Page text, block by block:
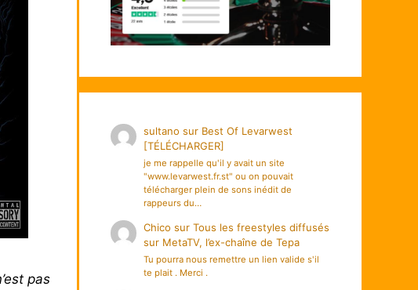
pas
sultano sur Best Of Levarwest
[TÉLÉCHARGER]
je me rappelle qu'il y avait un site
"www.levarwest.fr.st" ou on pouvait
télécharger plein de sons inédit de
rappeurs du…
Chico surTous les freestyles diffusés
sur MetaTV, l’ex-chaîne de Tepa
Tu pourra nous remettre un lien valide s'il
te plait . Merci .